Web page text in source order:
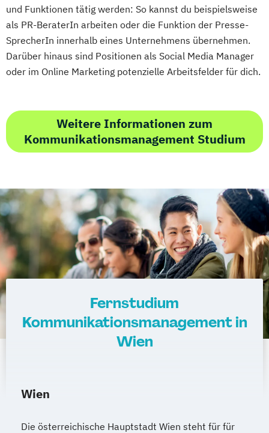
und Funktionen tätig werden: So kannst du beispielsweise
als PR-BeraterIn arbeiten oder die Funktion der Presse-
SprecherIn innerhalb eines Unternehmens übernehmen.
Darüber hinaus sind Positionen als Social Media Manager
oder im Online Marketing potenzielle Arbeitsfelder für dich.
Weitere Informationen zum
Kommunikationsmanagement Studium
Fernstudium
Kommunikationsmanagement in
Wien
Wien
Die österreichische Hauptstadt Wien steht für für